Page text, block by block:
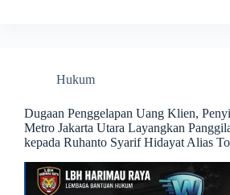
Hukum
Dugaan Penggelapan Uang Klien,
Metro Jakarta Utara Layangkan
kepada Ruhanto Syarif Hidayat Alias